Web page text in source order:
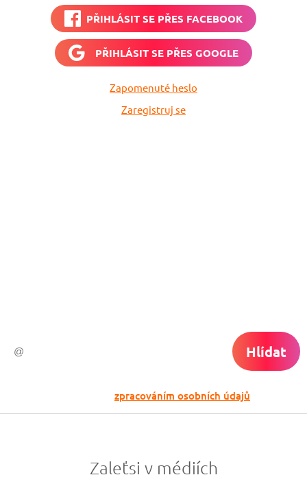
PŘIHLÁSIT SE PŘES FACEBOOK
PŘIHLÁSIT SE PŘES GOOGLE
Zapomenuté heslo
Zaregistruj se
Hlídat
zpracováním osobních údajů
Zaleťsi v médiích